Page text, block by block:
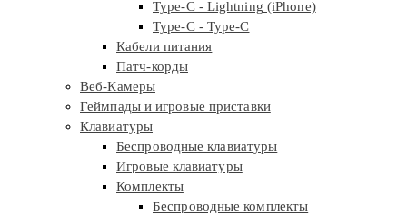
Type-C - Lightning (iPhone)
Type-C - Type-C
Кабели питания
Патч-корды
Веб-Камеры
Геймпады и игровые приставки
Клавиатуры
Беспроводные клавиатуры
Игровые клавиатуры
Комплекты
Беспроводные комплекты